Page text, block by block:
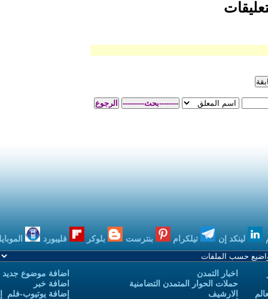
بنترست بلوكر فليبورد الموبايل بودكاست
التضامنية
اضافة خبر
إضافة يوتيوب-فلم إلى يوتيوب التمدن